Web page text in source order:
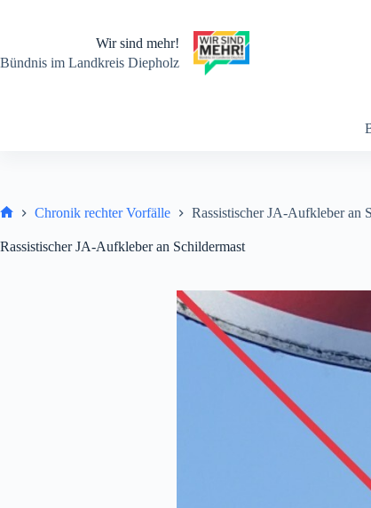
Wir sind mehr!
Bündnis im Landkreis Diepholz
Chronik rechter Vorfälle Rassistischer JA-Aufkleber an
Rassistischer JA-Aufkleber an Schildermast